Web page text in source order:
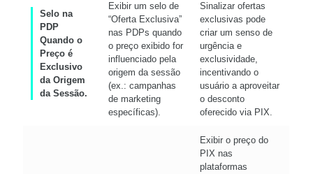
Selo na
PDP
Quando o
Preço é
Exclusivo
da Origem
da Sessão.
Exibir um selo de
“Oferta Exclusiva”
nas PDPs quando
o preço exibido for
influenciado pela
origem da sessão
(ex.: campanhas
de marketing
específicas).
Sinalizar ofertas
exclusivas pode
criar um senso de
urgência e
exclusividade,
incentivando o
usuário a aproveitar
o desconto
oferecido via PIX.
Exibir o preço do
PIX nas
plataformas